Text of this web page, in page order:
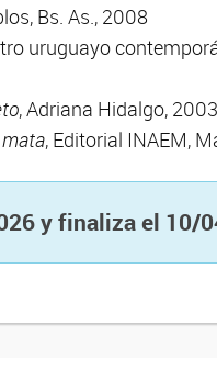
Bs. As., 2008
uruguayo
, Adriana Hidalgo,
, Editorial INAEM,
y finaliza el 10/